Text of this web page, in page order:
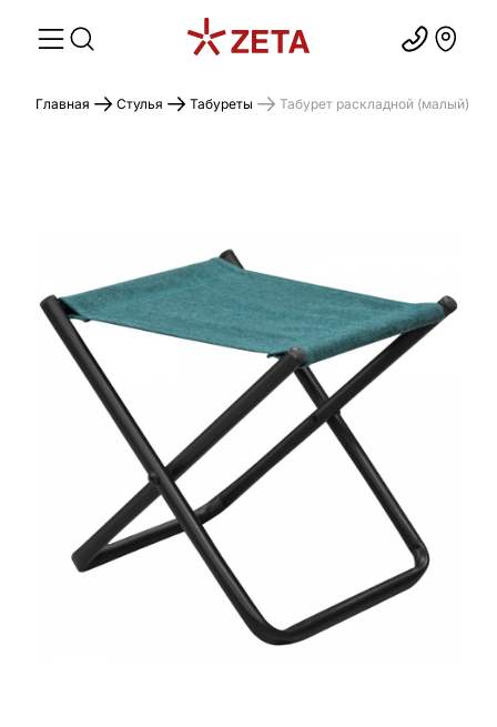
Главная Стулья Табуреты Табурет раскладной (малый)